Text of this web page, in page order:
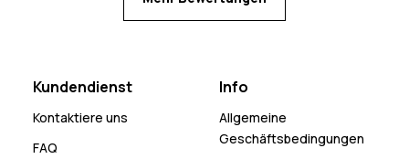
Kundendienst
Kontaktiere uns
FAQ
Info
Allgemeine
Geschäftsbedingungen